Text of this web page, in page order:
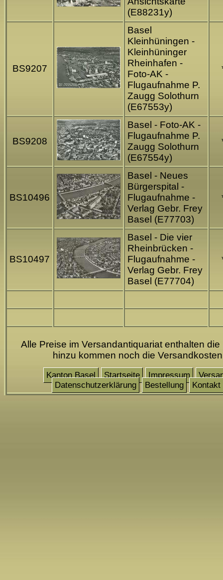
(E88231y)
BS9207
Basel
Kleinhüningen -
Kleinhüninger
Rheinhafen -
Foto-AK -
Flugaufnahme P.
Zaugg Solothurn
(E67553y)
BS9208
Basel - Foto-AK -
Flugaufnahme P.
Zaugg Solothurn
(E67554y)
BS10496
Basel - Neues
Bürgerspital -
Flugaufnahme -
Verlag Gebr. Frey
Basel (E77703)
BS10497
Basel - Die vier
Rheinbrücken -
Flugaufnahme -
Verlag Gebr. Frey
Basel (E77704)
Alle Preise im Versandantiquariat enthalten die
hinzu kommen noch die Versandkosten
Kanton Basel Startseite Impressum
Datenschutzerklärung
Bestellung Kontakt